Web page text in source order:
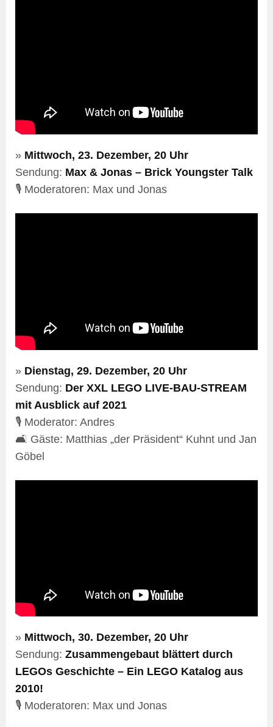
» Mittwoch, 23. Dezember, 20 Uhr
Sendung: Max & Jonas – Brick Youngster Talk
🎙️ Moderatoren: Max und Jonas
» Dienstag, 29. Dezember, 20 Uhr
Sendung: Der XXL LEGO LIVE-BAU-STREAM
mit Ausblick auf 2021
🎙️ Moderator: Andres
🛋️ Gäste: Matthias „der Präsident“ Kuhnt und Jan
Göbel
» Mittwoch, 30. Dezember, 20 Uhr
Sendung: Zusammengebaut blättert durch
LEGOs Geschichte – Ein LEGO Katalog aus
2010!
🎙️ Moderatoren: Max und Jonas